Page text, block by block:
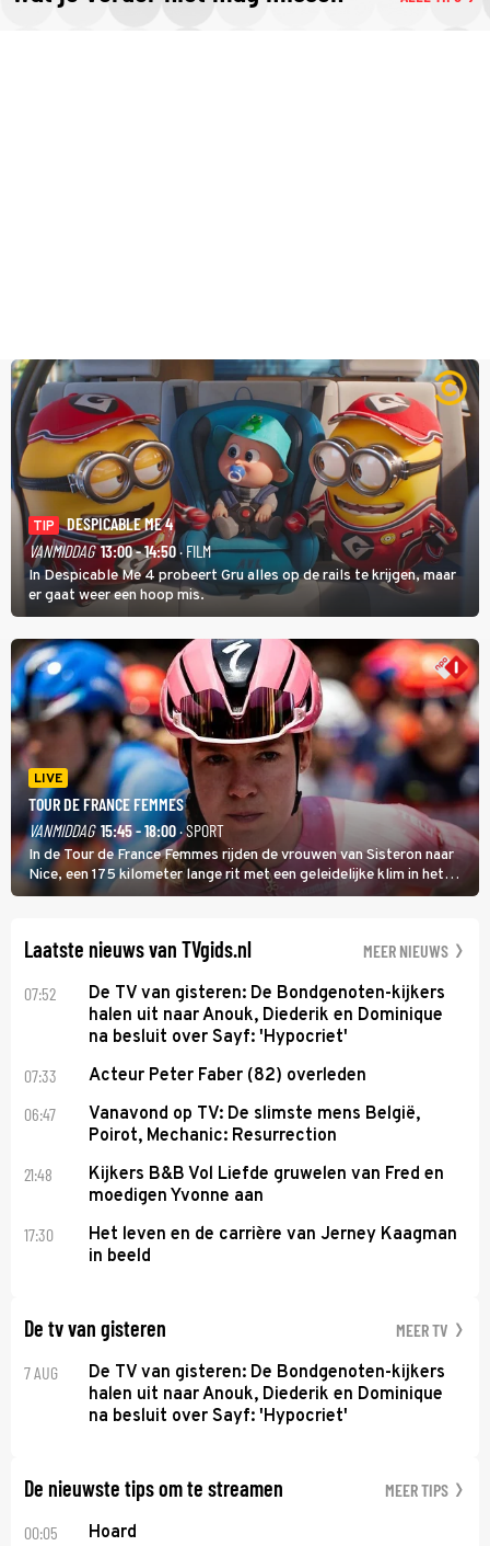
TIP
DESPICABLE ME 4
VANMIDDAG 13:00 - 14:50· FILM
In Despicable Me 4 probeert Gru alles op de rails te krijgen, maar
er gaat weer een hoop mis.
LIVE
TOUR DE FRANCE FEMMES
VANMIDDAG 15:45 - 18:00· SPORT
In de Tour de France Femmes rijden de vrouwen van Sisteron naar
Nice, een 175 kilometer lange rit met een geleidelijke klim in het
midden. Dat is mogelijk niet de zwaarste hindernis, dat is de
Laatste nieuws van TVgids.nl MEER NIEUWS
07:52
De TV van gisteren: De Bondgenoten-kijkers
halen uit naar Anouk, Diederik en Dominique
na besluit over Sayf: 'Hypocriet'
07:33 Acteur Peter Faber (82) overleden
06:47
Vanavond op TV: De slimste mens België,
Poirot, Mechanic: Resurrection
21:48
Kijkers B&B Vol Liefde gruwelen van Fred en
moedigen Yvonne aan
17:30
Het leven en de carrière van Jerney Kaagman
in beeld
De tv van gisteren MEER TV
7 AUG
De TV van gisteren: De Bondgenoten-kijkers
halen uit naar Anouk, Diederik en Dominique
na besluit over Sayf: 'Hypocriet'
De nieuwste tips om te streamen MEER TIPS
00:05 Hoard